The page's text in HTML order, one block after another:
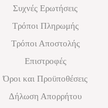
Συχνές Ερωτήσεις
Τρόποι Πληρωμής
Τρόποι Αποστολής
Επιστροφές
Όροι και Προϋποθέσεις
Δήλωση Απορρήτου